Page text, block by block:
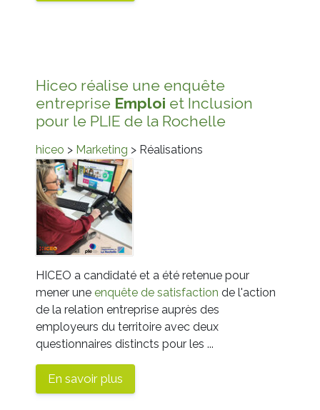
Hiceo réalise une enquête
entreprise Emploi et Inclusion
pour le PLIE de la Rochelle
hiceo > Marketing > Réalisations
HICEO a candidaté et a été retenue pour
mener une enquête de satisfaction de l'action
de la relation entreprise auprès des
employeurs du territoire avec deux
questionnaires distincts pour les ...
En savoir plus